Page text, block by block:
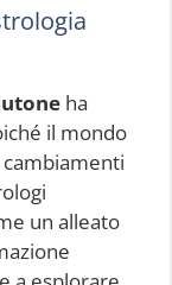
ha
il mondo
un alleato